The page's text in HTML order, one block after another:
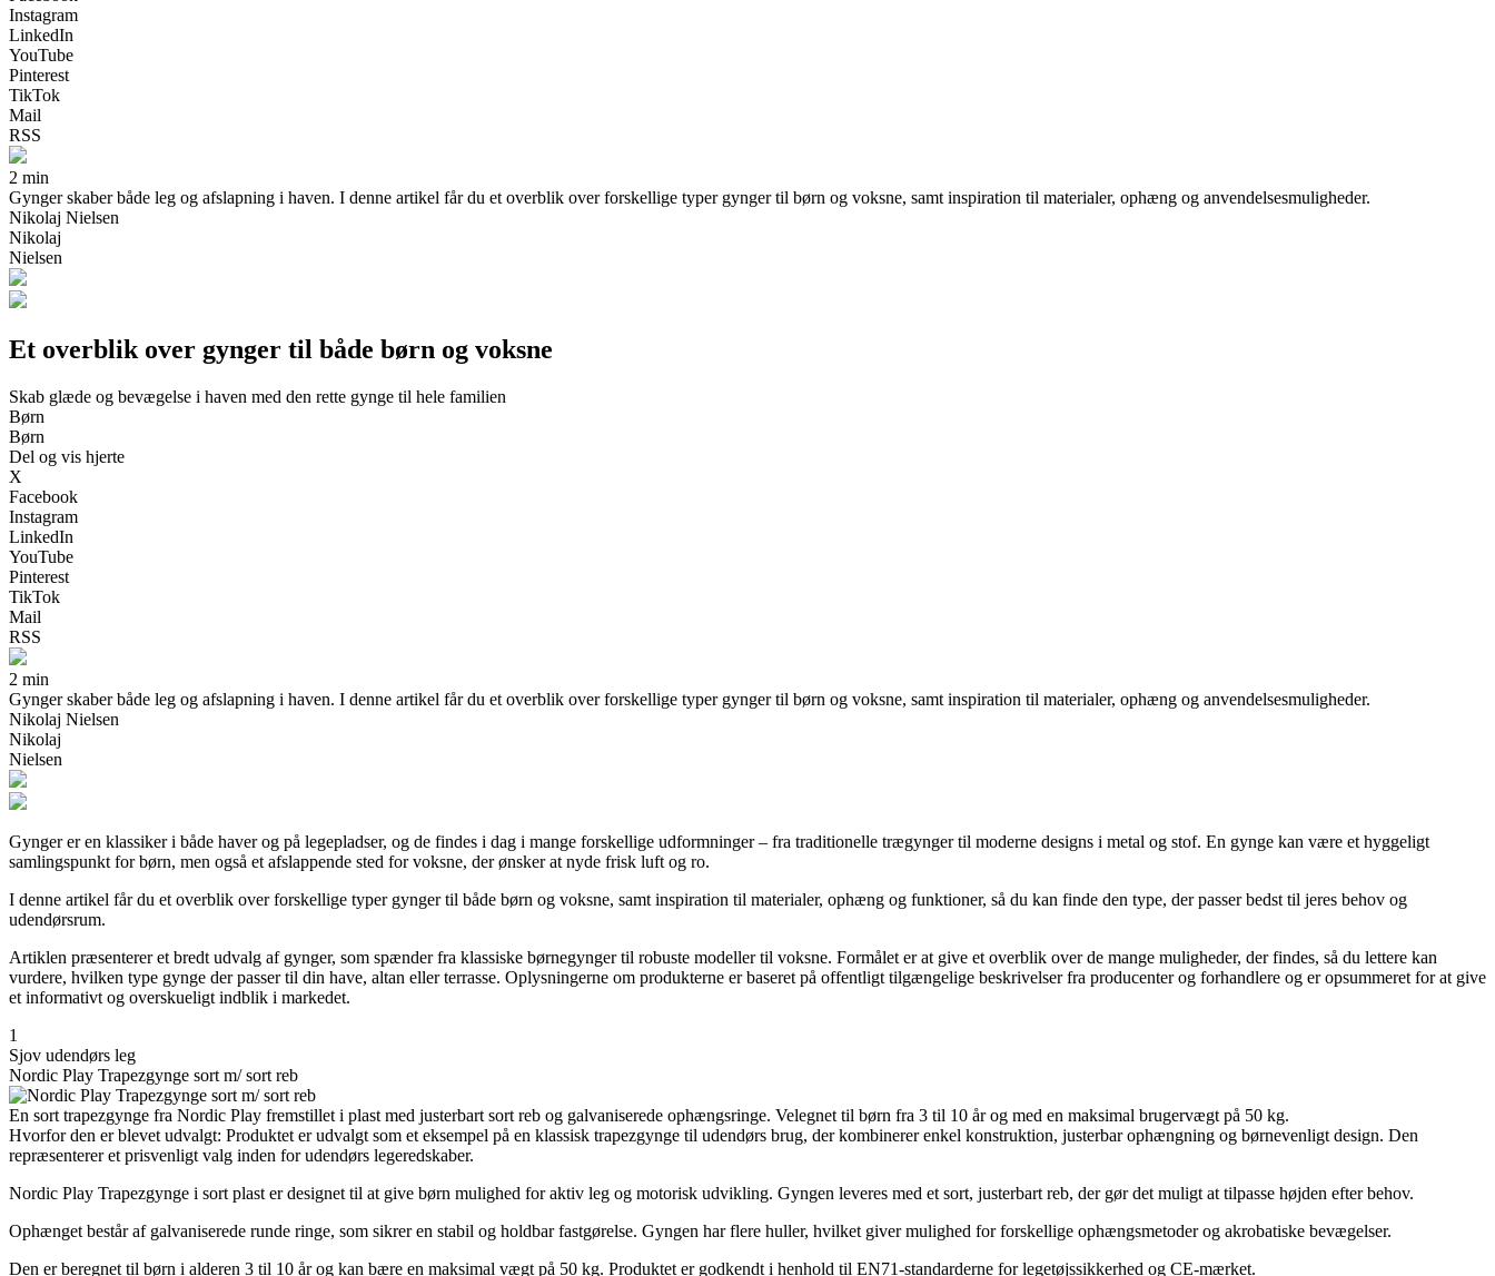
Instagram
LinkedIn
YouTube
Pinterest
TikTok
Mail
RSS
2 min
Gynger skaber både leg og afslapning i haven. I denne artikel får du et overblik over forskellige typer gynger til børn og voksne, samt inspiration til materialer, ophæng og anvendelsesmuligheder.
Nikolaj Nielsen
Nikolaj
Nielsen
Et overblik over gynger til både børn og voksne
Skab glæde og bevægelse i haven med den rette gynge til hele familien
Børn
Børn
Del og vis hjerte
X
Facebook
Instagram
LinkedIn
YouTube
Pinterest
TikTok
Mail
RSS
2 min
Gynger skaber både leg og afslapning i haven. I denne artikel får du et overblik over forskellige typer gynger til børn og voksne, samt inspiration til materialer, ophæng og anvendelsesmuligheder.
Nikolaj Nielsen
Nikolaj
Nielsen
Gynger er en klassiker i både haver og på legepladser, og de findes i dag i mange forskellige udformninger – fra traditionelle trægynger til moderne designs i metal og stof. En gynge kan være et hyggeligt
samlingspunkt for børn, men også et afslappende sted for voksne, der ønsker at nyde frisk luft og ro.
I denne artikel får du et overblik over forskellige typer gynger til både børn og voksne, samt inspiration til materialer, ophæng og funktioner, så du kan finde den type, der passer bedst til jeres behov og
udendørsrum.
Artiklen præsenterer et bredt udvalg af gynger, som spænder fra klassiske børnegynger til robuste modeller til voksne. Formålet er at give et overblik over de mange muligheder, der findes, så du lettere kan
vurdere, hvilken type gynge der passer til din have, altan eller terrasse. Oplysningerne om produkterne er baseret på offentligt tilgængelige beskrivelser fra producenter og forhandlere og er opsummeret for at give
et informativt og overskueligt indblik i markedet.
1
Sjov udendørs leg
Nordic Play Trapezgynge sort m/ sort reb
En sort trapezgynge fra Nordic Play fremstillet i plast med justerbart sort reb og galvaniserede ophængsringe. Velegnet til børn fra 3 til 10 år og med en maksimal brugervægt på 50 kg.
Hvorfor den er blevet udvalgt: Produktet er udvalgt som et eksempel på en klassisk trapezgynge til udendørs brug, der kombinerer enkel konstruktion, justerbar ophængning og børnevenligt design. Den
repræsenterer et prisvenligt valg inden for udendørs legeredskaber.
Nordic Play Trapezgynge i sort plast er designet til at give børn mulighed for aktiv leg og motorisk udvikling. Gyngen leveres med et sort, justerbart reb, der gør det muligt at tilpasse højden efter behov.
Ophænget består af galvaniserede runde ringe, som sikrer en stabil og holdbar fastgørelse. Gyngen har flere huller, hvilket giver mulighed for forskellige ophængsmetoder og akrobatiske bevægelser.
Den er beregnet til børn i alderen 3 til 10 år og kan bære en maksimal vægt på 50 kg. Produktet er godkendt i henhold til EN71-standarderne for legetøjssikkerhed og CE-mærket.